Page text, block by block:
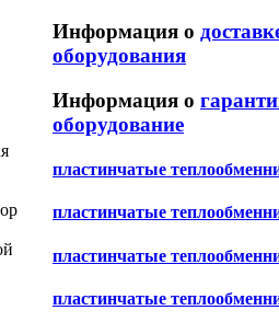
Информация о
оборудования
Информация о
оборудование
пластинчатые
пластинчатые
пластинчатые
пластинчатые